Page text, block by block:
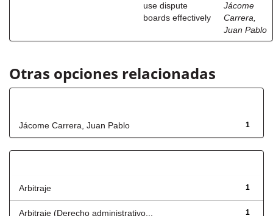
use dispute
boards effectively
Jácome
Carrera,
Juan Pablo
Otras opciones relacionadas
1
Jácome Carrera, Juan Pablo
1
Arbitraje
1
Arbitraje (Derecho administrativo...